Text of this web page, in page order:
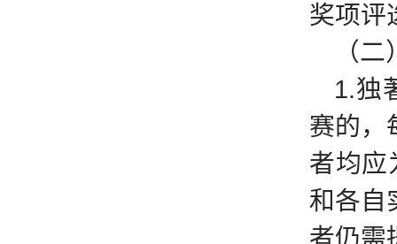
奖项评
（
1.独
赛的，
者均应
和各自
者仍需